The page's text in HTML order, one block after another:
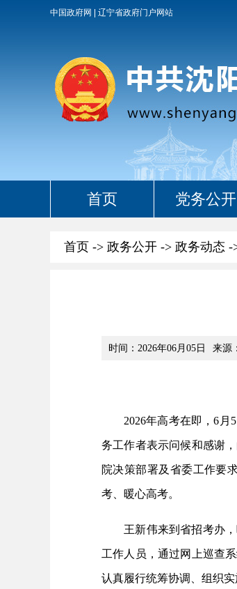
中国政府网 辽宁省政府门户网站
首页 党务公开
首页 -> 政务公开 -> 政务动态 -
时间：2026年06月05日 来源
2026年高考在即，6月5
务工作者表示问候和感谢
院决策部署及省委工作要
考、暖心高考。
王新伟来到省招考办，
工作人员，通过网上巡查
认真履行统筹协调、组织